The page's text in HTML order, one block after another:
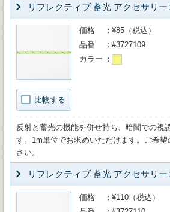
リフレクティブ 蓄光 アクセサリ
比較する
価格
¥85（税込）
品番
#3727109
カラー
反射と蓄光の機能を併せ持ち、暗闇での視
す。1m単位でお求めいただけます。ご希
さい。
リフレクティブ 蓄光 アクセサリ
価格
¥110（税込）